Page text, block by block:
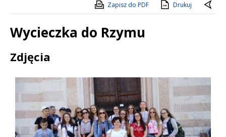
Zapisz do PDF Drukuj
Wycieczka do Rzymu
Treść
Zdjęcia